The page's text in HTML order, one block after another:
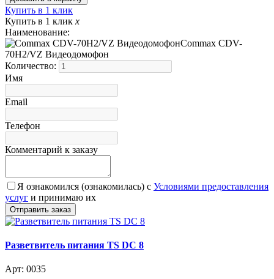
Купить в 1 клик
Купить в 1 клик x
Наименование:
Commax CDV-
70H2/VZ Видеодомофон
Количество:
Имя
Email
Телефон
Комментарий к заказу
Я ознакомился (ознакомилась) с Условиями предоставления
услуг и принимаю их
Разветвитель питания TS DC 8
Арт: 0035